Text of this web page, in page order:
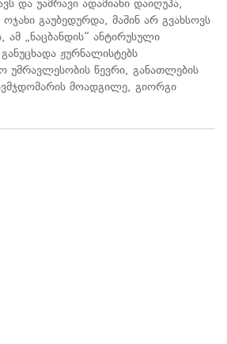
და უამრავი ადამიანი დაიღუპა,
გაუბედურდა, მაშინ არ გვახსოვს
ამ „ნაცბანდის“ ანტირუსული
ჟურნალისტებს
უმრავლესობის წევრი, განათლების
მოადგილე, გიორგი